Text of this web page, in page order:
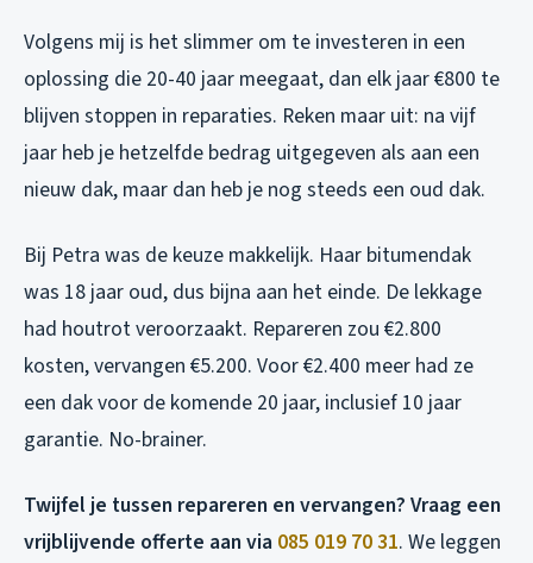
Volgens mij is het slimmer om te investeren in een
oplossing die 20-40 jaar meegaat, dan elk jaar €800 te
blijven stoppen in reparaties. Reken maar uit: na vijf
jaar heb je hetzelfde bedrag uitgegeven als aan een
nieuw dak, maar dan heb je nog steeds een oud dak.
Bij Petra was de keuze makkelijk. Haar bitumendak
was 18 jaar oud, dus bijna aan het einde. De lekkage
had houtrot veroorzaakt. Repareren zou €2.800
kosten, vervangen €5.200. Voor €2.400 meer had ze
een dak voor de komende 20 jaar, inclusief 10 jaar
garantie. No-brainer.
Twijfel je tussen repareren en vervangen? Vraag een
vrijblijvende offerte aan via 085 019 70 31. We leggen